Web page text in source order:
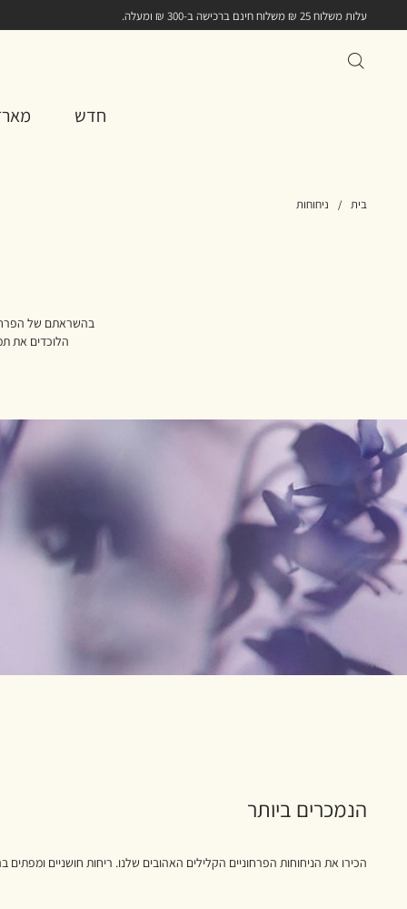
עלות משלוח 25 ₪ משלוח חינם ברכישה ב-300 ₪ ומעלה.
חדש
בית ניחוחות
בהשראתם של
הלוכדים את
הנמכרים ביותר
הכירו את הניחוחות הפרחוניים הקלילים האהובים שלנו. ריחות חושניים